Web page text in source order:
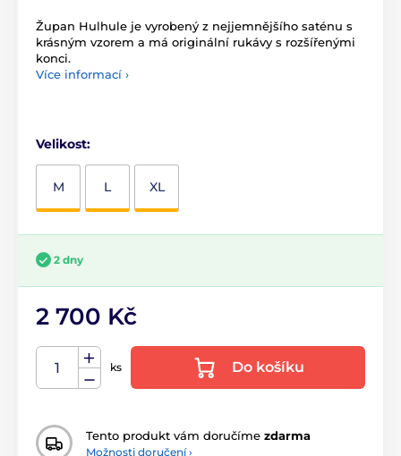
Župan Hulhule je vyrobený z nejjemnějšího saténu s
krásným vzorem a má originální rukávy s rozšířenými
konci.
Více informací ›
Velikost:
M L XL
2 dny
2 700 Kč
ks Do košíku
Tento produkt vám doručíme zdarma
Možnosti doručení ›